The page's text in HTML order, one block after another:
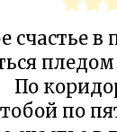
счастье в
По
по